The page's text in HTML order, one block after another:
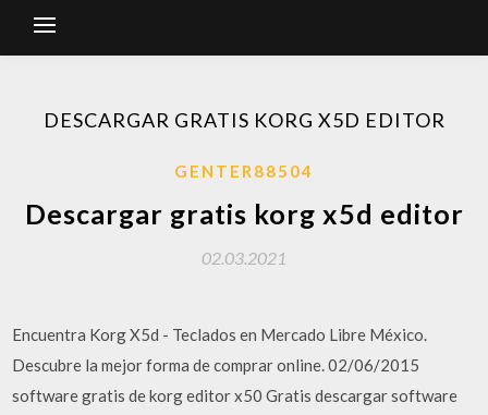
DESCARGAR GRATIS KORG X5D EDITOR
GENTER88504
Descargar gratis korg x5d editor
02.03.2021
Encuentra Korg X5d - Teclados en Mercado Libre México.
Descubre la mejor forma de comprar online. 02/06/2015
software gratis de korg editor x50 Gratis descargar software